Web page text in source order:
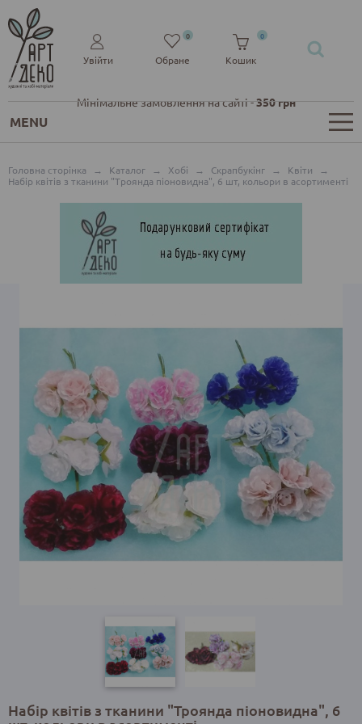
Мінімальне замовлення на сайті -350 грн
Увійти Обране
0
Кошик
0
MENU
Головна сторінка → Каталог → Хобі → Скрапбукінг → Квіти
→
Набір квітів з тканини "Троянда піоновидна", 6 шт, кольори в асортименті
Набір квітів з тканини "Троянда піоновидна", 6